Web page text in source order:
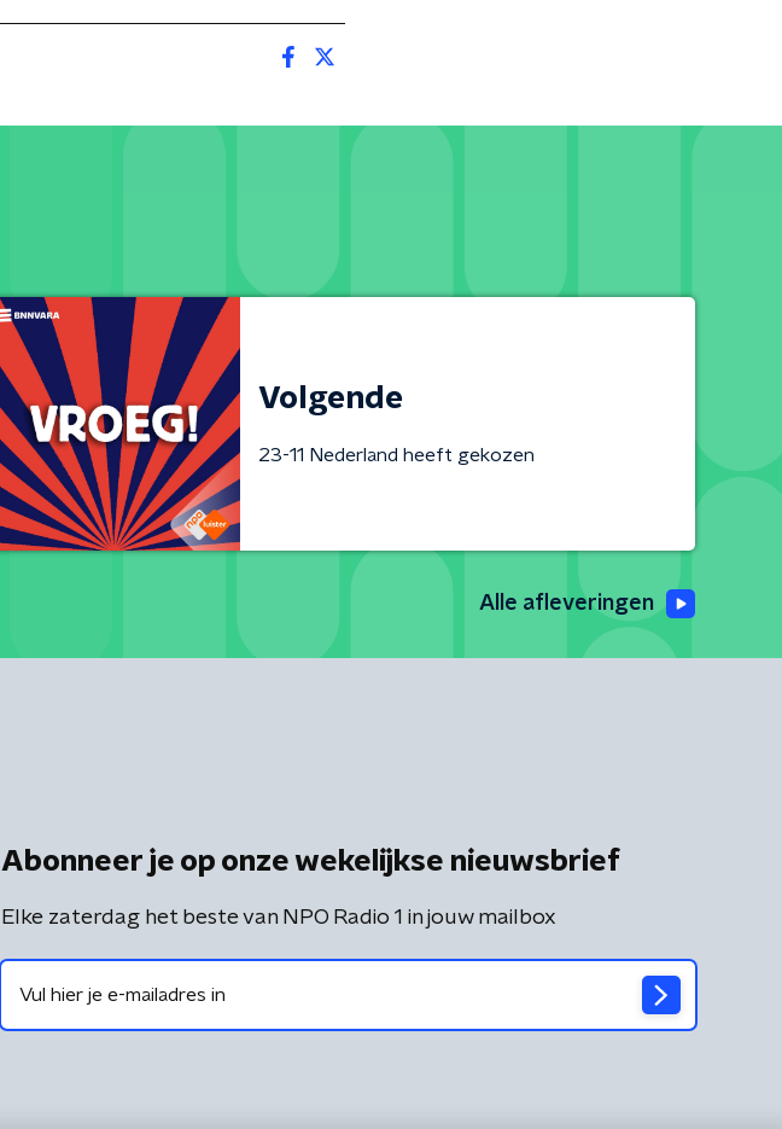
Volgende
23-11 Nederland heeft gekozen
Alle afleveringen
Abonneer je op onze wekelijkse nieuwsbrief
Elke zaterdag het beste van NPO Radio 1 in jouw mailbox